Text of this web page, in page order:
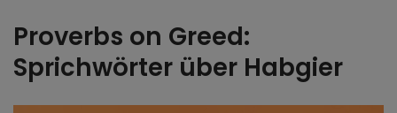
Proverbs on Greed:
Sprichwörter über Habgier